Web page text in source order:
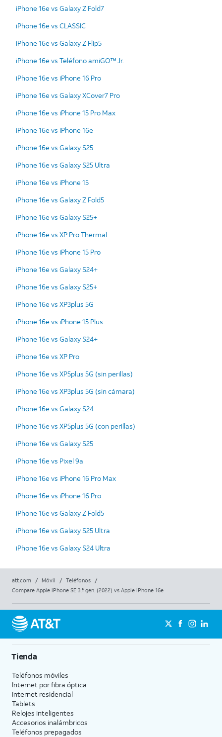
iPhone 16e vs Galaxy Z Fold7
iPhone 16e vs CLASSIC
iPhone 16e vs Galaxy Z Flip5
iPhone 16e vs Teléfono amiGO™ Jr.
iPhone 16e vs iPhone 16 Pro
iPhone 16e vs Galaxy XCover7 Pro
iPhone 16e vs iPhone 15 Pro Max
iPhone 16e vs iPhone 16e
iPhone 16e vs Galaxy S25
iPhone 16e vs Galaxy S25 Ultra
iPhone 16e vs iPhone 15
iPhone 16e vs Galaxy Z Fold5
iPhone 16e vs Galaxy S25+
iPhone 16e vs XP Pro Thermal
iPhone 16e vs iPhone 15 Pro
iPhone 16e vs Galaxy S24+
iPhone 16e vs Galaxy S25+
iPhone 16e vs XP3plus 5G
iPhone 16e vs iPhone 15 Plus
iPhone 16e vs Galaxy S24+
iPhone 16e vs XP Pro
iPhone 16e vs XP5plus 5G (sin perillas)
iPhone 16e vs XP3plus 5G (sin cámara)
iPhone 16e vs Galaxy S24
iPhone 16e vs XP5plus 5G (con perillas)
iPhone 16e vs Galaxy S25
iPhone 16e vs Pixel 9a
iPhone 16e vs iPhone 16 Pro Max
iPhone 16e vs iPhone 16 Pro
iPhone 16e vs Galaxy Z Fold5
iPhone 16e vs Galaxy S25 Ultra
iPhone 16e vs Galaxy S24 Ultra
att.com / Móvil / Teléfonos
/
Compare Apple iPhone SE 3.ª gen. (2022) vs Apple iPhone 16e
Tienda
Teléfonos móviles
Internet por fibra óptica
Internet residencial
Tablets
Relojes inteligentes
Accesorios inalámbricos
Teléfonos prepagados